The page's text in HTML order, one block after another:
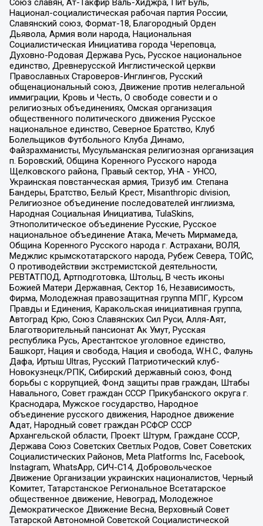
Союз славян, Ат-Такфир Валь-Хиджра, Пит Буль,
Национал-социалистическая рабочая партия России,
Славянский союз, Формат-18, Благородный Орден
Дьявола, Армия воли народа, Национальная
Социалистическая Инициатива города Череповца,
Духовно-Родовая Держава Русь, Русское национальное
единство, Древнерусской Инглистической церкви
Православных Староверов-Инглингов, Русский
общенациональный союз, Движение против нелегальной
иммиграции, Кровь и Честь, О свободе совести и о
религиозных объединениях, Омская организация
общественного политического движения Русское
национальное единство, Северное Братство, Клуб
Болельщиков Футбольного Клуба Динамо,
Файзрахманисты, Мусульманская религиозная организация
п. Боровский, Община Коренного Русского народа
Щелковского района, Правый сектор, УНА - УНСО,
Украинская повстанческая армия, Тризуб им. Степана
Бандеры, Братство, Белый Крест, Misanthropic division,
Религиозное объединение последователей инглиизма,
Народная Социальная Инициатива, TulaSkins,
Этнополитическое объединение Русские, Русское
национальное объединение Атака, Мечеть Мирмамеда,
Община Коренного Русского народа г. Астрахани, ВОЛЯ,
Меджлис крымскотатарского народа, Рубеж Севера, ТОЙС,
О противодействии экстремистской деятельности,
РЕВТАТПОД, Артподготовка, Штольц, В честь иконы
Божией Матери Державная, Сектор 16, Независимость,
Фирма, Молодежная правозащитная группа МПГ, Курсом
Правды и Единения, Каракольская инициативная группа,
Автоград Крю, Союз Славянских Сил Руси, Алля-Аят,
Благотворительный пансионат Ак Умут, Русская
республика Русь, Арестантское уголовное единство,
Башкорт, Нация и свобода, Нация и свобода, W.H.С., Фалунь
Дафа, Иртыш Ultras, Русский Патриотический клуб-
Новокузнецк/РПК, Сибирский державный союз, Фонд
борьбы с коррупцией, Фонд защиты прав граждан, Штабы
Навального, Совет граждан СССР Прикубанского округа г.
Краснодара, Мужское государство, Народное
объединение русского движения, Народное движение
Адат, Народный совет граждан РСФСР СССР
Архангельской области, Проект Штурм, Граждане СССР,
Держава Союз Советских Светлых Родов, Совет Советских
Социалистических Районов, Meta Platforms Inc, Facebook,
Instagram, WhatsApp, СИЧ-С14, Добровольческое
Движение Организации украинских националистов, Черный
Комитет, Татарстанское Региональное Всетатарское
общественное движение, Невоград, Молодежное
Демократическое Движение Весна, Верховный Совет
Татарской Автономной Советской Социалистической